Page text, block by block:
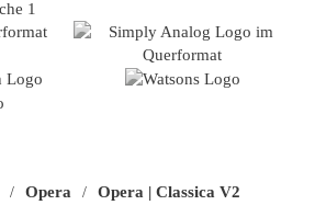
/ Opera /
Opera | Classica V2